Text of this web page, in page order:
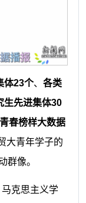
体23个、 各类
生先进集体30
春榜样大数据
大青年学子的
群像。
克思主义学